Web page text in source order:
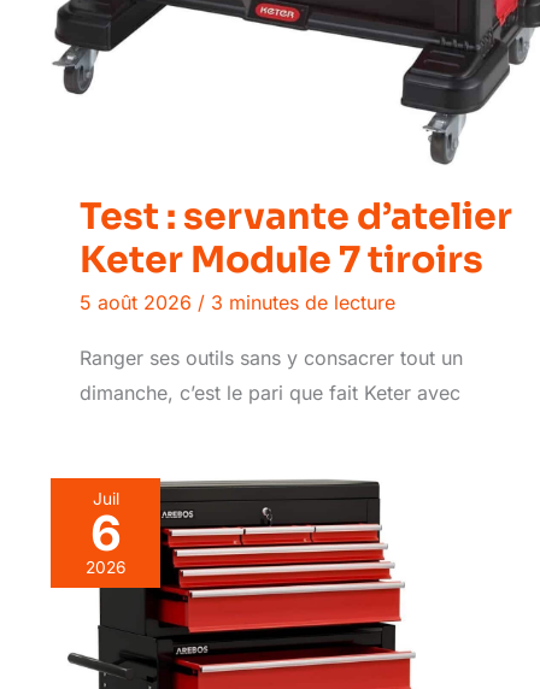
Test : servante d’atelier
Keter Module 7 tiroirs
5 août 2026 / 3 minutes de lecture
Ranger ses outils sans y consacrer tout un
dimanche, c’est le pari que fait Keter avec
Juil
6
2026